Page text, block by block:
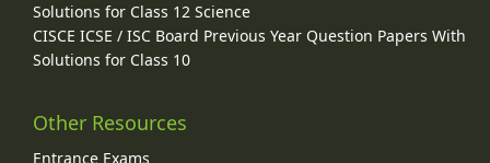
Solutions for Class 12 Science
CISCE ICSE / ISC Board Previous Year Question Papers With
Solutions for Class 10
Other Resources
Entrance Exams